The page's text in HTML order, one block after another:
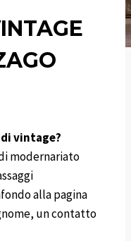
vintage?
modernariato
alla pagina
un contatto